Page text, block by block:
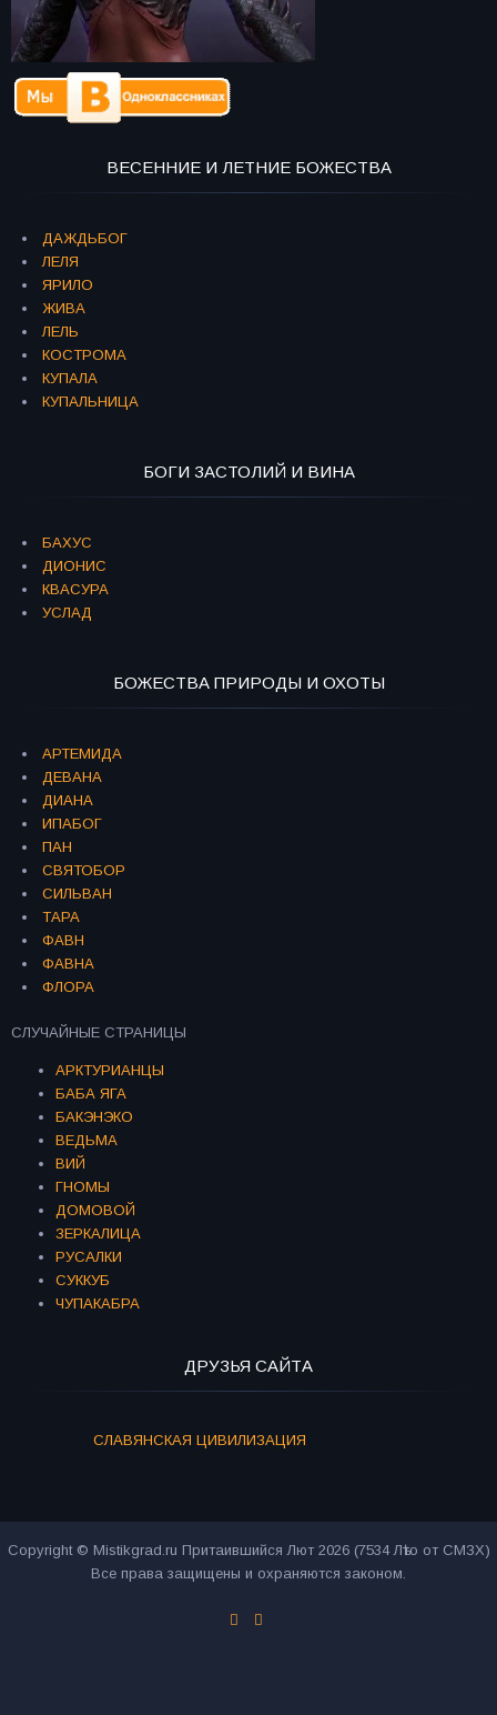
ВЕСЕННИЕ И ЛЕТНИЕ БОЖЕСТВА
ДАЖДЬБОГ
ЛЕЛЯ
ЯРИЛО
ЖИВА
ЛЕЛЬ
КОСТРОМА
КУПАЛА
КУПАЛЬНИЦА
БОГИ ЗАСТОЛИЙ И ВИНА
БАХУС
ДИОНИС
КВАСУРА
УСЛАД
БОЖЕСТВА ПРИРОДЫ И ОХОТЫ
АРТЕМИДА
ДЕВАНА
ДИАНА
ИПАБОГ
ПАН
СВЯТОБОР
СИЛЬВАН
ТАРА
ФАВН
ФАВНА
ФЛОРА
СЛУЧАЙНЫЕ СТРАНИЦЫ
АРКТУРИАНЦЫ
БАБА ЯГА
БАКЭНЭКО
ВЕДЬМА
ВИЙ
ГНОМЫ
ДОМОВОЙ
ЗЕРКАЛИЦА
РУСАЛКИ
СУККУБ
ЧУПАКАБРА
ДРУЗЬЯ САЙТА
СЛАВЯНСКАЯ ЦИВИЛИЗАЦИЯ
Copyright © Mistikgrad.ru Притаившийся Лют 2026 (7534 Лѣто от СМЗХ)
Все права защищены и охраняются законом.